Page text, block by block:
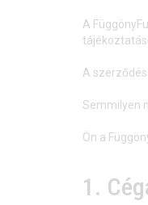
A
A
Semmilyen
Ön a
1.